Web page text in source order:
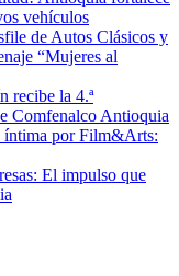
vehículos
de Autos Clásicos y
“Mujeres al
recibe la 4.ª
Comfenalco Antioquia
íntima por Film&Arts:
El impulso que